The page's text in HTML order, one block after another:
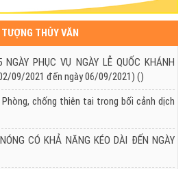
THỦY VĂN
PHỤC VỤ NGÀY LỄ QUỐC KHÁNH
09/2021 đến ngày 06/09/2021) ()
chống thiên tai trong bối cảnh dịch
CÓ KHẢ NĂNG KÉO DÀI ĐẾN NGÀY